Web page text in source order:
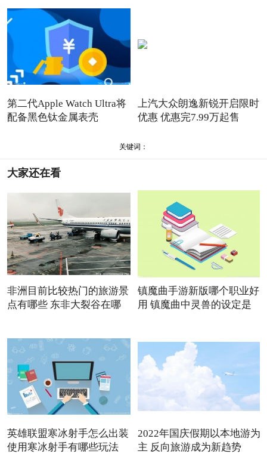
第二代Apple Watch Ultra将
配备黑色钛金属表壳
上汽大众朗逸新锐开启限时
优惠 优惠完7.99万起售
关键词：
大家还在看
非洲目前比较热门的旅游景
点有哪些 东非大裂谷在哪
镇魔曲手游新版哪个职业好
用 镇魔曲中灵兽的设定是
英雄联盟寒冰射手怎么出装
使用寒冰射手有哪些玩法
2022年国庆假期以本地游为
主 反向旅游成为新趋势